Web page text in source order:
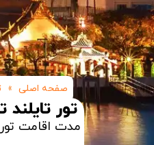
صفحه اصلی »
تور تایلند
مدت اقامت تور | از 3 شب